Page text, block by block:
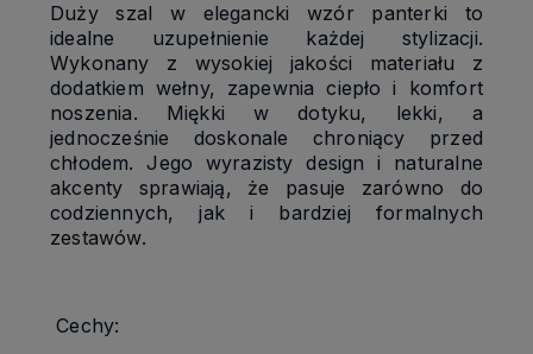
Duży szal w elegancki wzór panterki to
idealne uzupełnienie każdej stylizacji.
Wykonany z wysokiej jakości materiału z
dodatkiem wełny, zapewnia ciepło i komfort
noszenia. Miękki w dotyku, lekki, a
jednocześnie doskonale chroniący przed
chłodem. Jego wyrazisty design i naturalne
akcenty sprawiają, że pasuje zarówno do
codziennych, jak i bardziej formalnych
zestawów.
Cechy: